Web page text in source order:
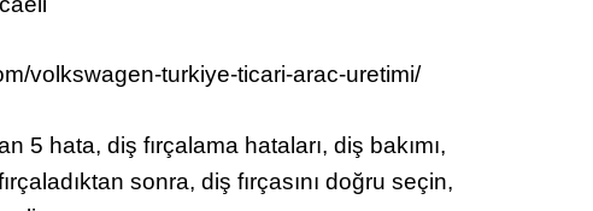
volkswagen-turkiye-ticari-arac-uretimi/
5 hata, diş fırçalama hataları, diş bakımı,
sonra, diş fırçasını doğru seçin,